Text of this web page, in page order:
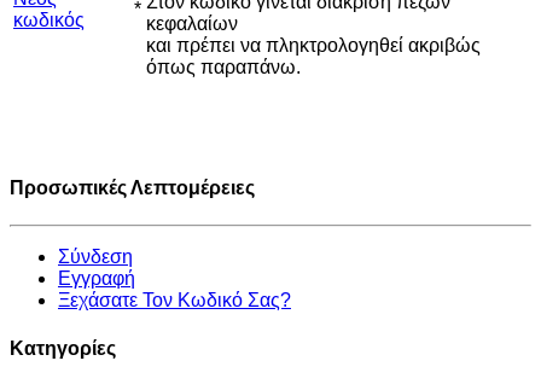
κωδικός
*
κεφαλαίων
και πρέπει να πληκτρολογηθεί ακριβώς
όπως παραπάνω.
Προσωπικές Λεπτομέρειες
Σύνδεση
Εγγραφή
Ξεχάσατε Τον Κωδικό Σας?
Κατηγορίες